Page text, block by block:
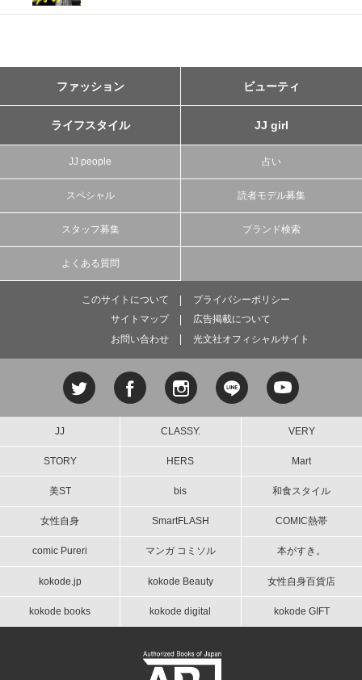
ファッション ビューティ
ライフスタイル JJ girl
JJ people 占い
スペシャル 読者モデル募集
スタッフ募集 ブランド検索
よくある質問
このサイトについて
プライバシーポリシー
サイトマップ
広告掲載について
お問い合わせ
光文社オフィシャルサイト
JJ CLASSY. VERY
STORY HERS Mart
美ST bis 和食スタイル
女性自身 SmartFLASH COMIC熱帯
comic Pureri マンガ コミソル 本がすき。
kokode.jp kokode Beauty 女性自身百貨店
kokode books kokode digital kokode GIFT